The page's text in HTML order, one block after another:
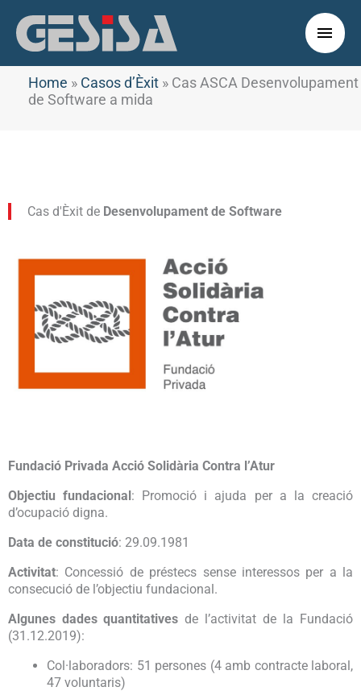
contingut
Home » Casos d’Èxit » Cas ASCA Desenvolupament
de Software a mida
Cas d'Èxit de Desenvolupament de Software
Fundació Privada Acció Solidària Contra l’Atur
Objectiu fundacional: Promoció i ajuda per a la creació
d’ocupació digna.
Data de constitució: 29.09.1981
Activitat: Concessió de préstecs sense interessos per a la
consecució de l’objectiu fundacional.
Algunes dades quantitatives de l’activitat de la Fundació
(31.12.2019):
Col·laboradors: 51 persones (4 amb contracte laboral,
47 voluntaris)